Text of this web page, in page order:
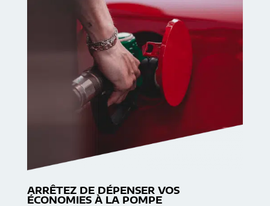
ARRÊTEZ DE DÉPENSER VOS
ÉCONOMIES À LA POMPE